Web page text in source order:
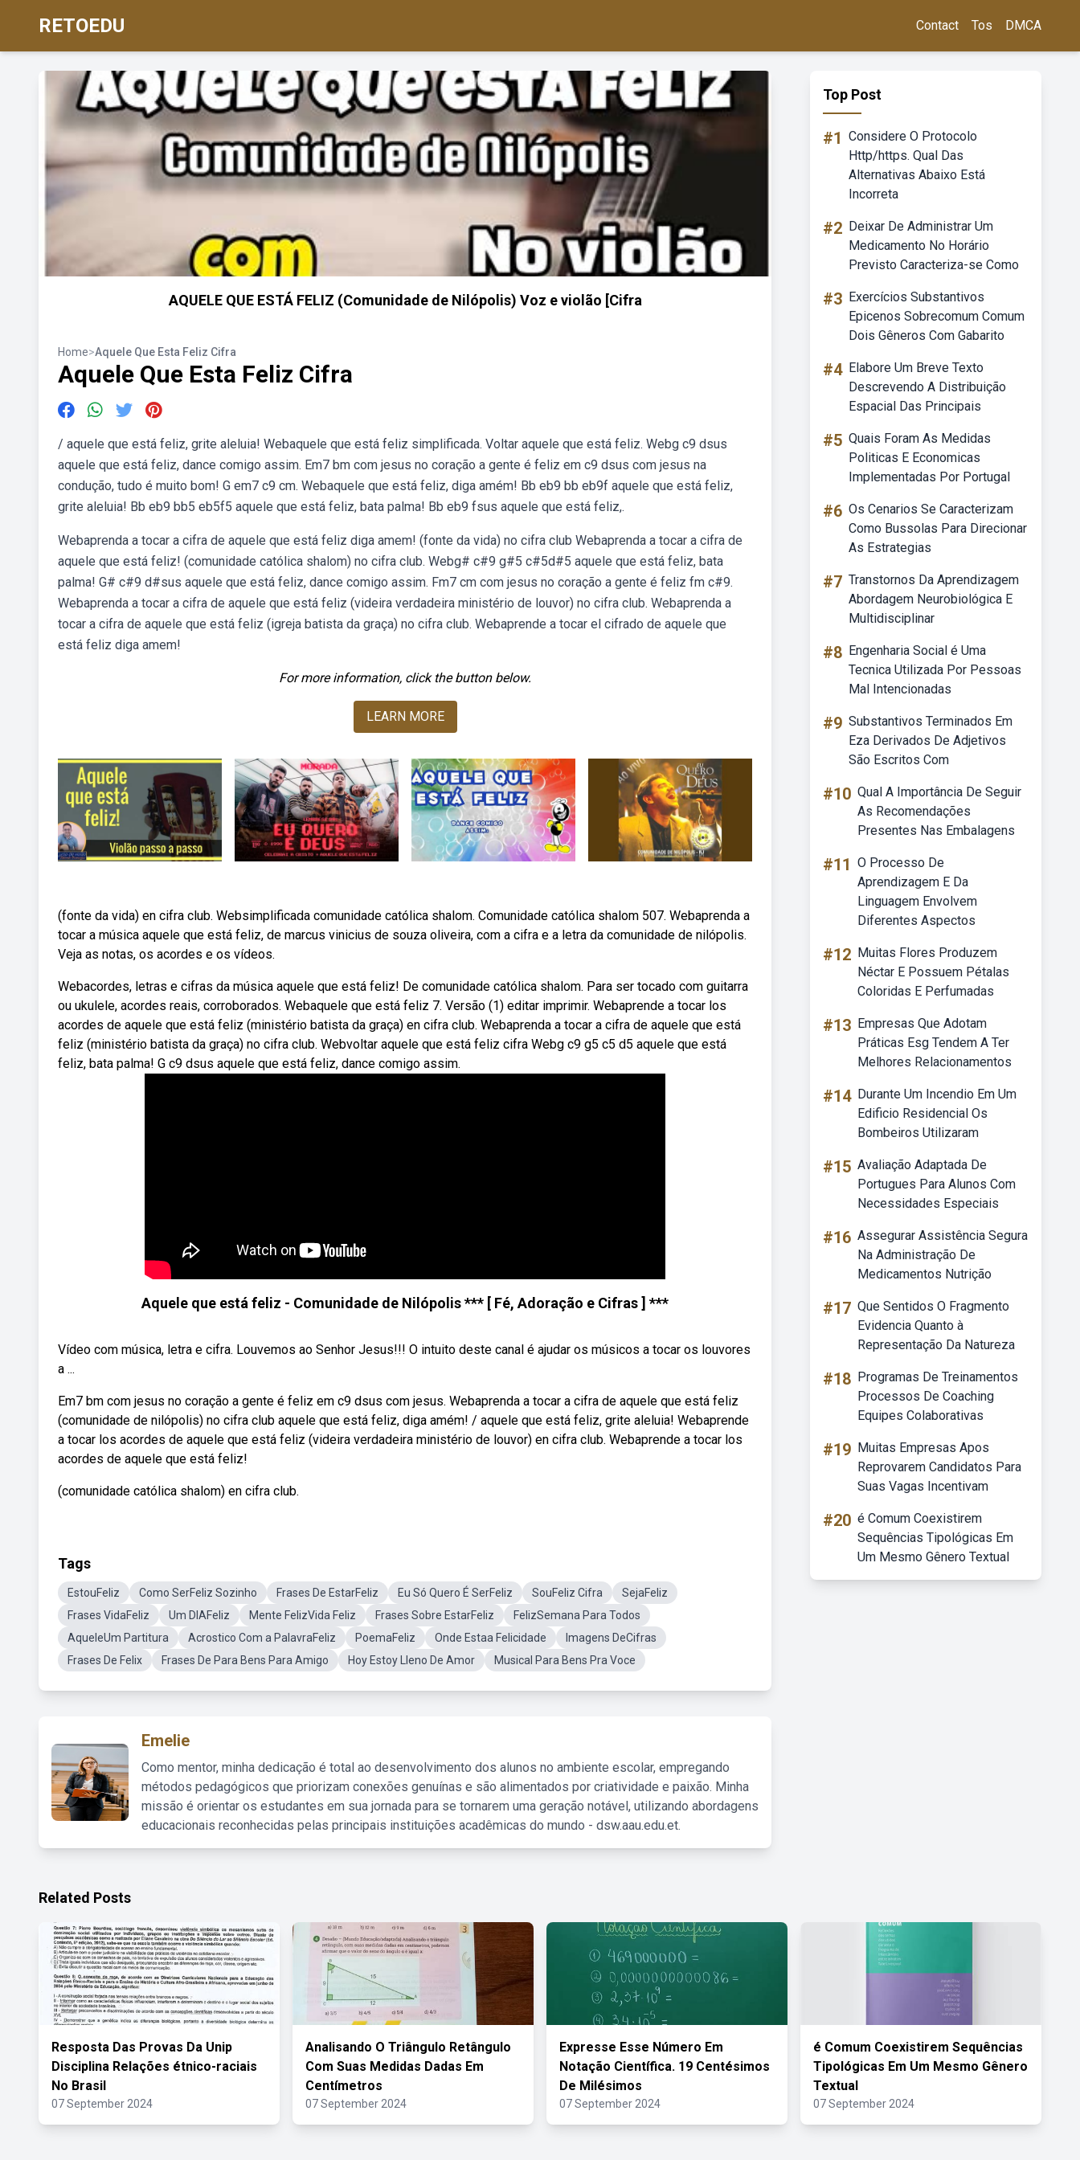
RETOEDU Contact Tos DMCA
AQUELE QUE ESTÁ FELIZ (Comunidade de Nilópolis) Voz e violão [Cifra
Home>Aquele Que Esta Feliz Cifra
Aquele Que Esta Feliz Cifra
/ aquele que está feliz, grite aleluia! Webaquele que está feliz simplificada. Voltar aquele que está feliz. Webg c9 dsus
aquele que está feliz, dance comigo assim. Em7 bm com jesus no coração a gente é feliz em c9 dsus com jesus na
condução, tudo é muito bom! G em7 c9 cm. Webaquele que está feliz, diga amém! Bb eb9 bb eb9f aquele que está feliz,
grite aleluia! Bb eb9 bb5 eb5f5 aquele que está feliz, bata palma! Bb eb9 fsus aquele que está feliz,.
Webaprenda a tocar a cifra de aquele que está feliz diga amem! (fonte da vida) no cifra club Webaprenda a tocar a cifra de
aquele que está feliz! (comunidade católica shalom) no cifra club. Webg# c#9 g#5 c#5d#5 aquele que está feliz, bata
palma! G# c#9 d#sus aquele que está feliz, dance comigo assim. Fm7 cm com jesus no coração a gente é feliz fm c#9.
Webaprenda a tocar a cifra de aquele que está feliz (videira verdadeira ministério de louvor) no cifra club. Webaprenda a
tocar a cifra de aquele que está feliz (igreja batista da graça) no cifra club. Webaprende a tocar el cifrado de aquele que
está feliz diga amem!
For more information, click the button below.
LEARN MORE
(fonte da vida) en cifra club. Websimplificada comunidade católica shalom. Comunidade católica shalom 507. Webaprenda a
tocar a música aquele que está feliz, de marcus vinicius de souza oliveira, com a cifra e a letra da comunidade de nilópolis.
Veja as notas, os acordes e os vídeos.
Webacordes, letras e cifras da música aquele que está feliz! De comunidade católica shalom. Para ser tocado com guitarra
ou ukulele, acordes reais, corroborados. Webaquele que está feliz 7. Versão (1) editar imprimir. Webaprende a tocar los
acordes de aquele que está feliz (ministério batista da graça) en cifra club. Webaprenda a tocar a cifra de aquele que está
feliz (ministério batista da graça) no cifra club. Webvoltar aquele que está feliz cifra Webg c9 g5 c5 d5 aquele que está
feliz, bata palma! G c9 dsus aquele que está feliz, dance comigo assim.
Aquele que está feliz - Comunidade de Nilópolis *** [ Fé, Adoração e Cifras ] ***
Vídeo com música, letra e cifra. Louvemos ao Senhor Jesus!!! O intuito deste canal é ajudar os músicos a tocar os louvores
a ...
Em7 bm com jesus no coração a gente é feliz em c9 dsus com jesus. Webaprenda a tocar a cifra de aquele que está feliz
(comunidade de nilópolis) no cifra club aquele que está feliz, diga amém! / aquele que está feliz, grite aleluia! Webaprende
a tocar los acordes de aquele que está feliz (videira verdadeira ministério de louvor) en cifra club. Webaprende a tocar los
acordes de aquele que está feliz!
(comunidade católica shalom) en cifra club.
Tags
EstouFeliz Como SerFeliz Sozinho Frases De EstarFeliz Eu Só Quero É SerFeliz SouFeliz Cifra
SejaFeliz
Frases VidaFeliz
Um DIAFeliz Mente FelizVida Feliz Frases Sobre EstarFeliz
FelizSemana Para Todos
AqueleUm Partitura
Acrostico Com a PalavraFeliz PoemaFeliz Onde Estaa Felicidade
Imagens DeCifras
Frases De Felix
Frases De Para Bens Para Amigo Hoy Estoy Lleno De Amor Musical Para Bens Pra Voce
Emelie
Como mentor, minha dedicação é total ao desenvolvimento dos alunos no ambiente escolar, empregando
métodos pedagógicos que priorizam conexões genuínas e são alimentados por criatividade e paixão. Minha
missão é orientar os estudantes em sua jornada para se tornarem uma geração notável, utilizando abordagens
educacionais reconhecidas pelas principais instituições acadêmicas do mundo - dsw.aau.edu.et.
Top Post
#1 Considere O Protocolo
Http/https. Qual Das
Alternativas Abaixo Está
Incorreta
#2 Deixar De Administrar Um
Medicamento No Horário
Previsto Caracteriza-se Como
#3 Exercícios Substantivos
Epicenos Sobrecomum Comum
Dois Gêneros Com Gabarito
#4 Elabore Um Breve Texto
Descrevendo A Distribuição
Espacial Das Principais
#5 Quais Foram As Medidas
Politicas E Economicas
Implementadas Por Portugal
#6 Os Cenarios Se Caracterizam
Como Bussolas Para Direcionar
As Estrategias
#7 Transtornos Da Aprendizagem
Abordagem Neurobiológica E
Multidisciplinar
#8 Engenharia Social é Uma
Tecnica Utilizada Por Pessoas
Mal Intencionadas
#9 Substantivos Terminados Em
Eza Derivados De Adjetivos
São Escritos Com
#10 Qual A Importância De Seguir
As Recomendações
Presentes Nas Embalagens
#11 O Processo De
Aprendizagem E Da
Linguagem Envolvem
Diferentes Aspectos
#12 Muitas Flores Produzem
Néctar E Possuem Pétalas
Coloridas E Perfumadas
#13 Empresas Que Adotam
Práticas Esg Tendem A Ter
Melhores Relacionamentos
#14 Durante Um Incendio Em Um
Edificio Residencial Os
Bombeiros Utilizaram
#15 Avaliação Adaptada De
Portugues Para Alunos Com
Necessidades Especiais
#16 Assegurar Assistência Segura
Na Administração De
Medicamentos Nutrição
#17 Que Sentidos O Fragmento
Evidencia Quanto à
Representação Da Natureza
#18 Programas De Treinamentos
Processos De Coaching
Equipes Colaborativas
#19 Muitas Empresas Apos
Reprovarem Candidatos Para
Suas Vagas Incentivam
#20 é Comum Coexistirem
Sequências Tipológicas Em
Um Mesmo Gênero Textual
Related Posts
Resposta Das Provas Da Unip
Disciplina Relações étnico-raciais
No Brasil
07 September 2024
Analisando O Triângulo Retângulo
Com Suas Medidas Dadas Em
Centímetros
07 September 2024
Expresse Esse Número Em
Notação Científica. 19 Centésimos
De Milésimos
07 September 2024
é Comum Coexistirem Sequências
Tipológicas Em Um Mesmo Gênero
Textual
07 September 2024